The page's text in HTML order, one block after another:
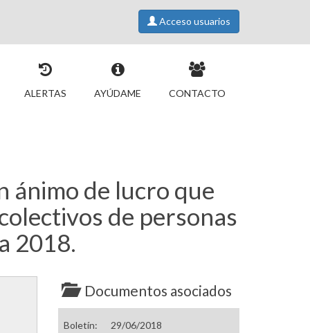
Acceso usuarios
ALERTAS AYÚDAME CONTACTO
ánimo de lucro que
de personas
2018.
Documentos asociados
Boletín:
29/06/2018